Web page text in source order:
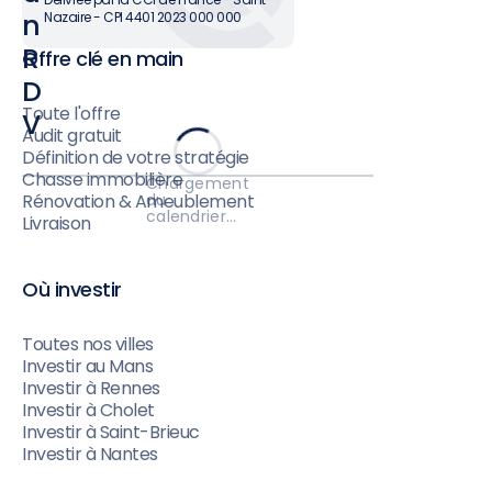
n
R
D
V
Chargement
du
calendrier…
Nazaire - CPI 4401 2023 000 000
Offre clé en main
Toute l'offre
Audit gratuit
Définition de votre stratégie
Chasse immobilière
Rénovation & Ameublement
Livraison
Où investir
Toutes nos villes
Investir au Mans
Investir à Rennes
Investir à Cholet
Investir à Saint-Brieuc
Investir à Nantes